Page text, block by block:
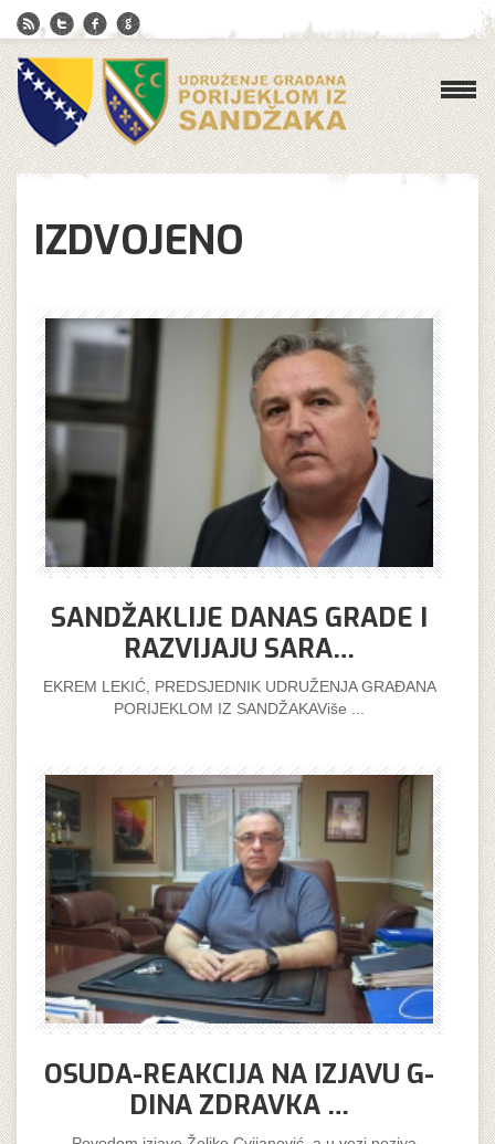
IZDVOJENO
SANDŽAKLIJE DANAS GRADE I
RAZVIJAJU SARA…
EKREM LEKIĆ, PREDSJEDNIK UDRUŽENJA GRAĐANA
PORIJEKLOM IZ SANDŽAKAViše ...
OSUDA-REAKCIJA NA IZJAVU G-
DINA ZDRAVKA …